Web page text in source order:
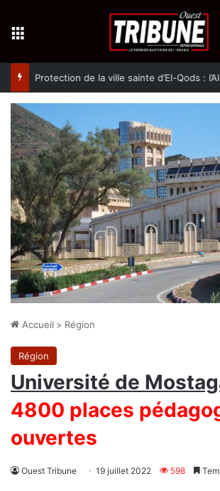
Accueil > Région
Région
Université de
4800 places
ouvertes
Ouest Tribune 19 juillet 2022 598